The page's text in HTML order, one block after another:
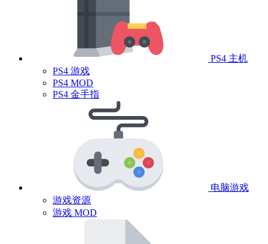
PS4 主机
PS4 游戏
PS4 MOD
PS4 金手指
电脑游戏
游戏资源
游戏 MOD